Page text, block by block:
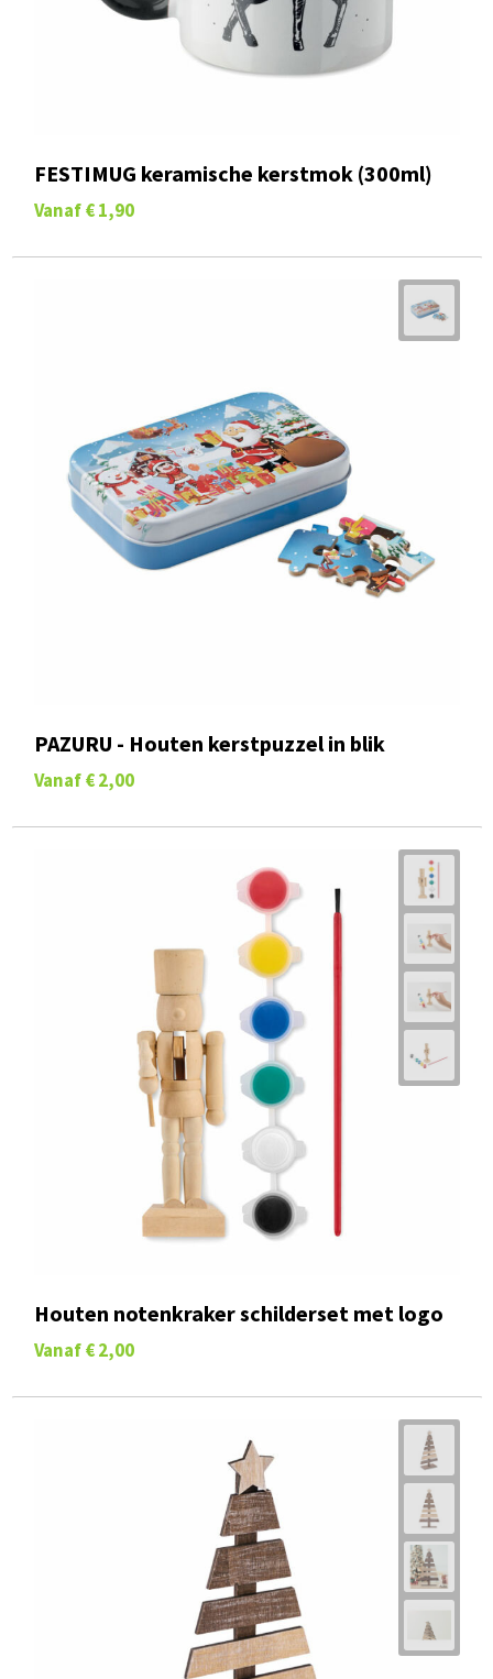
FESTIMUG keramische kerstmok (300ml)
Vanaf € 1,90
PAZURU - Houten kerstpuzzel in blik
Vanaf € 2,00
Houten notenkraker schilderset met logo
Vanaf € 2,00